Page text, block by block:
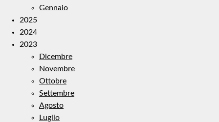
Gennaio
2025
2024
2023
Dicembre
Novembre
Ottobre
Settembre
Agosto
Luglio